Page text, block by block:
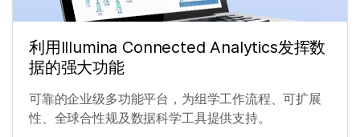
利用Illumina Connected Analytics发挥数
据的强大功能
可靠的企业级多功能平台，为组学工作流程、可扩展
性、全球合性规及数据科学工具提供支持。